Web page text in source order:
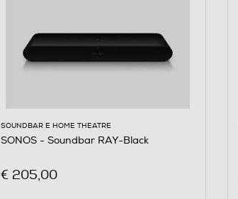
SOUNDBAR E HOME THEATRE
SONOS - Soundbar RAY-Black
€ 205,00